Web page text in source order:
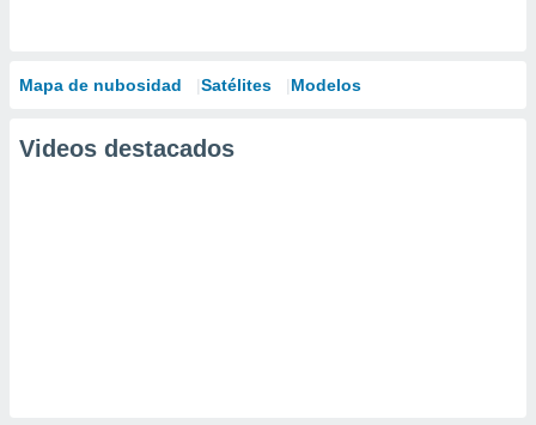
Mapa de nubosidad Satélites Modelos
Videos destacados